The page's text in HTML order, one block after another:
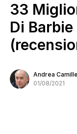
33
Di
Andrea
01/08/2021